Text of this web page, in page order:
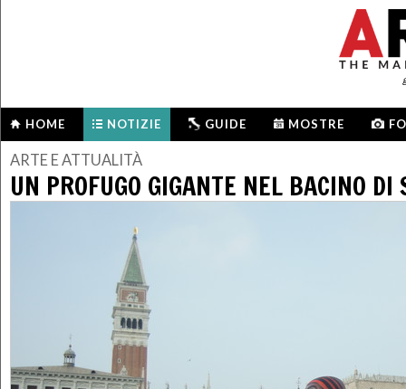
HOME NOTIZIE GUIDE MOSTRE
ARTE E ATTUALITÀ
UN PROFUGO GIGANTE NEL BACINO DI